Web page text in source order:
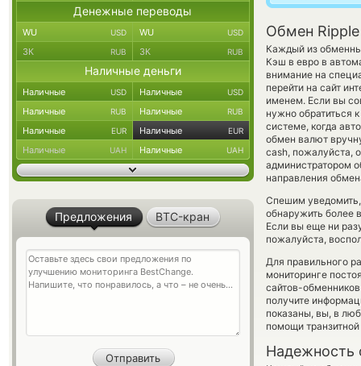
Обмен Ripple
Каждый из
Кэш в евро в
внимание на
перейти на сайт
именем. Если вы
нужно обратиться
системе, когда
обмен валют
cash, пожалуйста,
администратором
направления
Спешим
обнаружить более
Если вы еще ни
пожалуйста,
Для правильного
мониторинге
сайтов-
получите
показаны, вы, в
помощи
Надежность
Денежные переводы
WU USD WU USD
ЗК RUB ЗК RUB
Наличные деньги
Наличные USD Наличные USD
Наличные RUB Наличные RUB
Наличные EUR Наличные EUR
Наличные UAH Наличные UAH
Предложения BTC-кран